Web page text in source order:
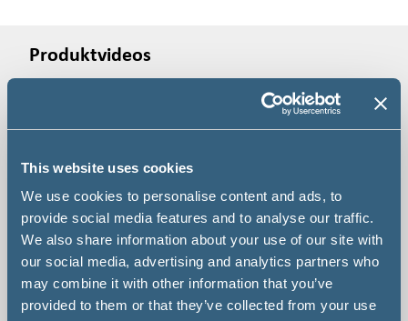
This website uses cookies
We use cookies to personalise content and ads, to
provide social media features and to analyse our traffic.
We also share information about your use of our site with
our social media, advertising and analytics partners who
may combine it with other information that you’ve
provided to them or that they’ve collected from your use
Produktvideos